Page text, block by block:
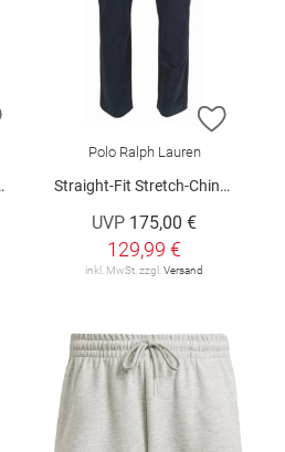
ZUR WUNSCHLISTE HINZUFÜGEN
ZUR
Polo Ralph Lauren
Straight-Fit Stretch-Chinohose
UVP 175,00 €
129,99 €
inkl. MwSt. zzgl.Versand